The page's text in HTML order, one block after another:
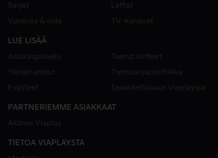
Sarjat
Leffat
Vuokraa & osta
TV-kanavat
LUE LISÄÄ
Asiakaspalvelu
Tuetut laitteet
Yleiset ehdot
Tietosuojapolitiikka
Evästeet
Saavutettavuus Viaplayssa
PARTNERIEMME ASIAKKAAT
Aktivoi Viaplay
TIETOA VIAPLAYSTA